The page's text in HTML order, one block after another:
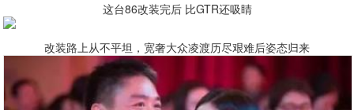
这台86改装完后 比GTR还吸睛
改装路上从不平坦，宽奢大众凌渡历尽艰难后姿态归来